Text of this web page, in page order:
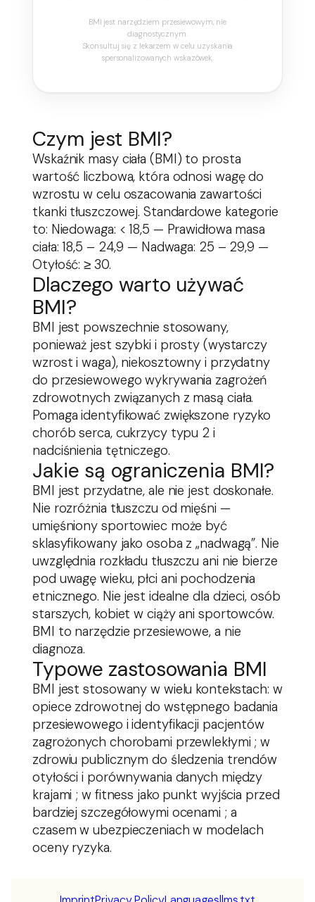
Przejdź
do
treści
BMI jest narzędziem przesiewowym, nie
diagnostycznym.
Skonsultuj się z lekarzem w celu uzyskania
spersonalizowanych wskazówek.
Czym jest BMI?
Wskaźnik masy ciała (BMI) to prosta
wartość liczbowa, która odnosi wagę do
wzrostu w celu oszacowania zawartości
tkanki tłuszczowej. Standardowe kategorie
to: Niedowaga: < 18,5 — Prawidłowa masa
ciała: 18,5 – 24,9 — Nadwaga: 25 – 29,9 —
Otyłość: ≥ 30.
Dlaczego warto używać
BMI?
BMI jest powszechnie stosowany,
ponieważ jest szybki i prosty (wystarczy
wzrost i waga), niekosztowny i przydatny
do przesiewowego wykrywania zagrożeń
zdrowotnych związanych z masą ciała.
Pomaga identyfikować zwiększone ryzyko
chorób serca, cukrzycy typu 2 i
nadciśnienia tętniczego.
Jakie są ograniczenia BMI?
BMI jest przydatne, ale nie jest doskonałe.
Nie rozróżnia tłuszczu od mięśni —
umięśniony sportowiec może być
sklasyfikowany jako osoba z „nadwagą”. Nie
uwzględnia rozkładu tłuszczu ani nie bierze
pod uwagę wieku, płci ani pochodzenia
etnicznego. Nie jest idealne dla dzieci, osób
starszych, kobiet w ciąży ani sportowców.
BMI to narzędzie przesiewowe, a nie
diagnoza.
Typowe zastosowania BMI
BMI jest stosowany w wielu kontekstach: w
opiece zdrowotnej do wstępnego badania
przesiewowego i identyfikacji pacjentów
zagrożonych chorobami przewlekłymi ; w
zdrowiu publicznym do śledzenia trendów
otyłości i porównywania danych między
krajami ; w fitness jako punkt wyjścia przed
bardziej szczegółowymi ocenami ; a
czasem w ubezpieczeniach w modelach
oceny ryzyka.